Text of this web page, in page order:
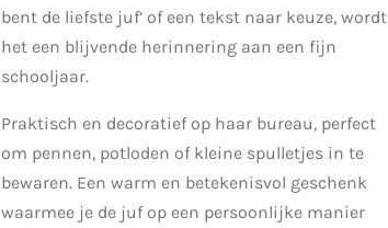
bent de liefste juf’ of een tekst naar keuze, wordt
het een blijvende herinnering aan een fijn
schooljaar.
Praktisch en decoratief op haar bureau, perfect
om pennen, potloden of kleine spulletjes in te
bewaren. Een warm en betekenisvol geschenk
waarmee je de juf op een persoonlijke manier